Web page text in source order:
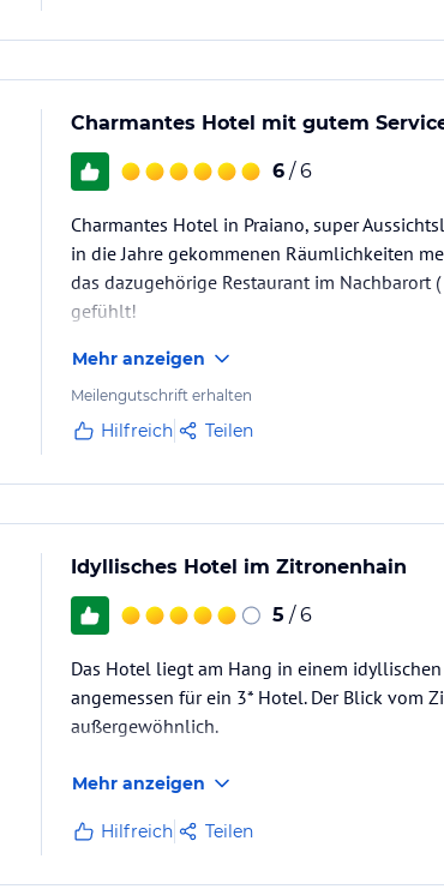
Charmantes Hotel mit gutem
6 / 6
Charmantes Hotel in Praiano, super
in die Jahre gekommenen Räumlichkeiten
das dazugehörige Restaurant im
gefühlt!
Mehr anzeigen
Meilengutschrift erhalten
Hilfreich Teilen
Idyllisches Hotel im Zitronenhain
5 / 6
Das Hotel liegt am Hang in einem
angemessen für ein 3* Hotel. Der Blick vom
außergewöhnlich.
Mehr anzeigen
Hilfreich Teilen